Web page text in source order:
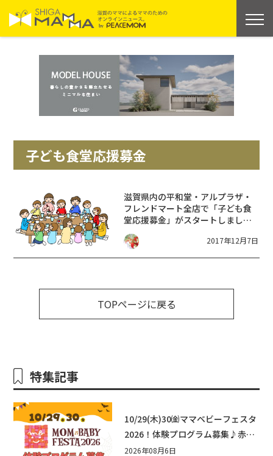
子ども食堂応援募金
滋賀県内の平和堂・アルプラザ・
フレンドマート全店で「子ども食
堂応援募金」がスタートしまし
た！
2017年12月7日
TOPページに戻る
特集記事
10/29(木)30㈮ママベビーフェスタ
2026！体験プログラム募集♪赤ち
ゃん向けイベントに出演しません
2026年08月6日